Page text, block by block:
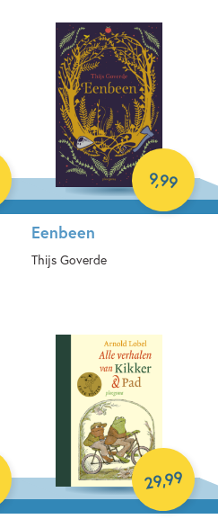
Hardcover
Eenbeen
Thijs Goverde
9,99
29,99